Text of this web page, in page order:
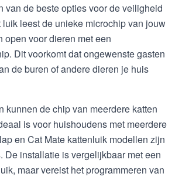
van de beste opties voor de veiligheid
leest de unieke microchip van jouw
open voor dieren met een
Dit voorkomt dat ongewenste gasten
de buren of andere dieren je huis
kunnen de chip van meerdere katten
is voor huishoudens met meerdere
en Cat Mate kattenluik modellen zijn
De installatie is vergelijkbaar met een
maar vereist het programmeren van